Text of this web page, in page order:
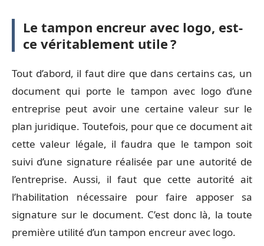
Le tampon encreur avec logo, est-
ce véritablement utile ?
Tout d’abord, il faut dire que dans certains cas, un
document qui porte le tampon avec logo d’une
entreprise peut avoir une certaine valeur sur le
plan juridique. Toutefois, pour que ce document ait
cette valeur légale, il faudra que le tampon soit
suivi d’une signature réalisée par une autorité de
l’entreprise. Aussi, il faut que cette autorité ait
l’habilitation nécessaire pour faire apposer sa
signature sur le document. C’est donc là, la toute
première utilité d’un tampon encreur avec logo.